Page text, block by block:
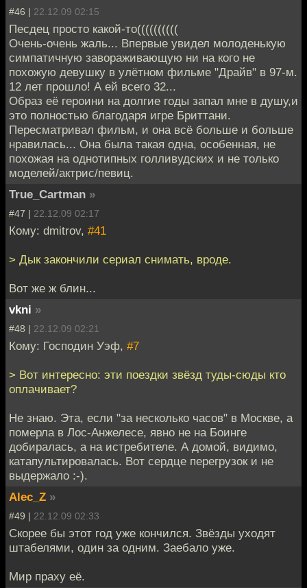
#46 | 22.12.09 02:15
Песдец просто какой-то((((((((((
Очень-очень жаль... Впервые увидел молоденькую
симпатичную завораживающую ни на кого не
похожую девушку в улётном фильме "Драйв" в 97-м.
12 лет прошло! А ей всего 32...
Образ её героини на долгие годы запал мне в душу,и
это полностью благодаря игре Бриттани.
Пересматривал фильм, и она всё больше и больше
нравилась... Она была такая одна, особенная, не
похожая на однотипных голливудских и не только
моделей/актрис/певиц.
True_Cartman »
#47 | 22.12.09 02:17
Кому: dmitrov, #41
> Дык закончили сериал снимать, вроде.
Вот же ж блин...
vkni »
#48 | 22.12.09 02:21
Кому: Господин Уэф, #7
> Вот интересно: эти поездки звёзд туды-сюды кто
оплачивает?
Не знаю. Эта, если "за несколько часов" в Москве, а
померла в Лос-Анжелесе, явно не на Боинге
добиралась, а на истребителе. А домой, видимо,
катапультировалась. Вот сердце перегрузок и не
выдержало :-).
Alec_Z »
#49 | 22.12.09 02:33
Скорее бы этот год уже кончился. Звёзды уходят
штабелями, один за одним. Заебало уже.
Мир праху её.